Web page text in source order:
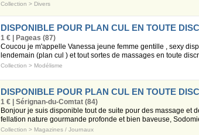
Collection > Divers
DISPONIBLE POUR PLAN CUL EN TOUTE
1 € | Pageas (87)
Coucou je m'appelle Vanessa jeune femme gentille , sexy
lendemain (plan cul ) et tout sortes de massages en toute
Collection > Modélisme
DISPONIBLE POUR PLAN CUL EN TOUTE
1 € | Sérignan-du-Comtat (84)
Bonjour je suis disponible tout de suite pour des massage et
fellation nature gourmande profonde et bien baveuse,
Collection > Magazines / Journaux